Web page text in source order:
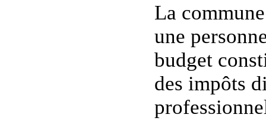
La
une
budget
des impôts